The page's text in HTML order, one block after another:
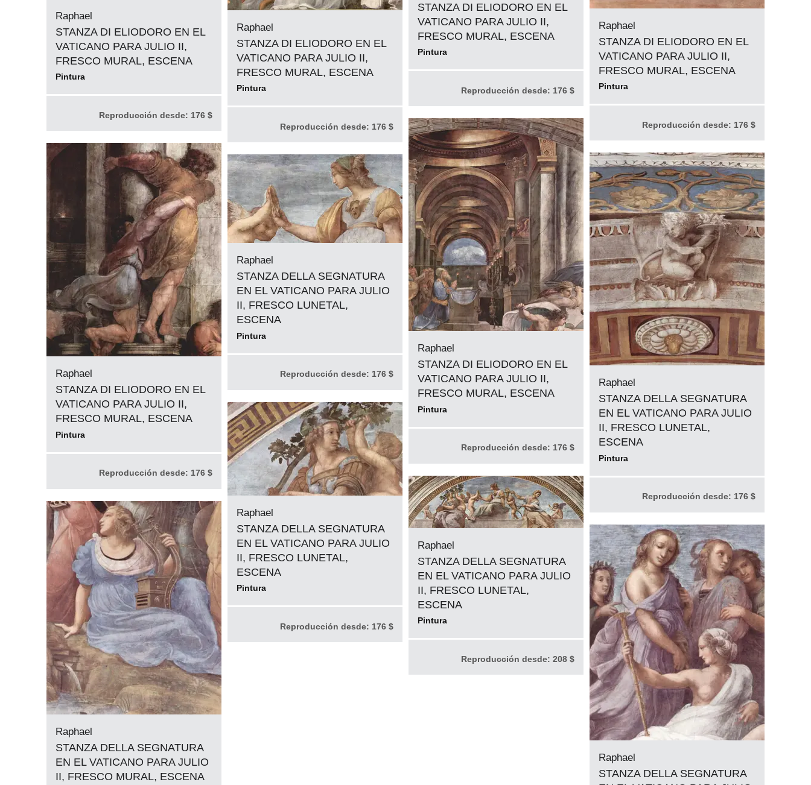
STANZA DI ELIODORO EN EL
VATICANO PARA JULIO II,
FRESCO MURAL, ESCENA
Pintura
Reproducción desde: 176 $
Raphael
STANZA DI ELIODORO EN EL
VATICANO PARA JULIO II,
FRESCO MURAL, ESCENA
Pintura
Reproducción desde: 176 $
Raphael
STANZA DI ELIODORO EN EL
VATICANO PARA JULIO II,
FRESCO MURAL, ESCENA
Pintura
Reproducción desde: 176 $
Raphael
STANZA DI ELIODORO EN EL
VATICANO PARA JULIO II,
FRESCO MURAL, ESCENA
Pintura
Reproducción desde: 176 $
Raphael
STANZA DI ELIODORO EN EL
VATICANO PARA JULIO II,
FRESCO MURAL, ESCENA
Pintura
Reproducción desde: 176 $
Raphael
STANZA DI ELIODORO EN EL
VATICANO PARA JULIO II,
FRESCO MURAL, ESCENA
Pintura
Reproducción desde: 176 $
Raphael
STANZA DELLA SEGNATURA
EN EL VATICANO PARA JULIO
II, FRESCO LUNETAL,
ESCENA
Pintura
Reproducción desde: 176 $
Raphael
STANZA DELLA SEGNATURA
EN EL VATICANO PARA JULIO
II, FRESCO LUNETAL,
ESCENA
Pintura
Reproducción desde: 176 $
Raphael
STANZA DELLA SEGNATURA
EN EL VATICANO PARA JULIO
II, FRESCO LUNETAL,
ESCENA
Pintura
Reproducción desde: 176 $
Raphael
STANZA DELLA SEGNATURA
EN EL VATICANO PARA JULIO
II, FRESCO LUNETAL,
ESCENA
Pintura
Reproducción desde: 208 $
Raphael
STANZA DELLA SEGNATURA
EN EL VATICANO PARA JULIO
II, FRESCO MURAL, ESCENA
Raphael
STANZA DELLA SEGNATURA